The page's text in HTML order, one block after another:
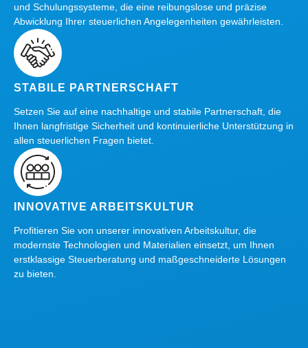
und Schulungssysteme, die eine reibungslose und präzise
Abwicklung Ihrer steuerlichen Angelegenheiten gewährleisten.
STABILE PARTNERSCHAFT
Setzen Sie auf eine nachhaltige und stabile Partnerschaft, die
Ihnen langfristige Sicherheit und kontinuierliche Unterstützung in
allen steuerlichen Fragen bietet.
INNOVATIVE ARBEITSKULTUR
Profitieren Sie von unserer innovativen Arbeitskultur, die
modernste Technologien und Materialien einsetzt, um Ihnen
erstklassige Steuerberatung und maßgeschneiderte Lösungen
zu bieten.